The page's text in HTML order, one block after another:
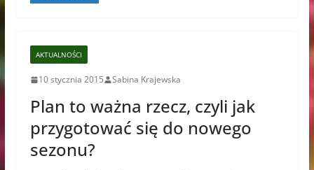
AKTUALNOŚCI
10 stycznia 2015 Sabina Krajewska
Plan to ważna rzecz, czyli jak
przygotować się do nowego
sezonu?